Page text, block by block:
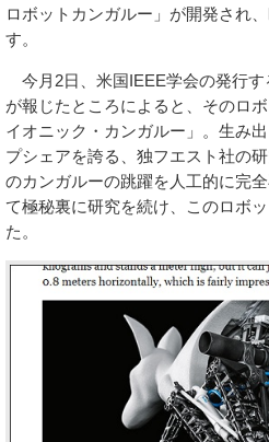
ロボットカンガルー」が開発され
す。
今月2日、米国IEEE学会の発行す
が報じたところによると、そのロ
イオニック・カンガルー」。生み
プシェアを誇る、独フエスト社の
のカンガルーの跳躍を人工的に完
て極秘裏に研究を続け、このロボ
た。